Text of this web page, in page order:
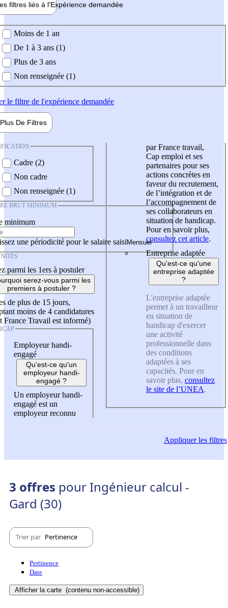
filtres liés à l'Expérience demandée
demandée
Moins de 1 an
De 1 à 3 ans (1)
Plus de 3 ans
Non renseignée (1)
le filtre de l'expérience demandée
Plus De Filtres
Cadre (2)
Non cadre
Non renseignée (1)
BRUT MINIMUM
minimum
une périodicité pour le salaire saisi
parmi les 1ers à postuler
serez-vous parmi les
premiers à postuler ?
de plus de 15 jours,
moins de 4 candidatures
France Travail est informé)
Employeur handi-
engagé
Qu'est-ce qu'un
employeur handi-
engagé ?
Un employeur handi-
engagé est un
employeur reconnu
par France travail,
Cap emploi et ses
partenaires pour ses
actions concrètes en
faveur du recrutement,
de l’intégration et de
l’accompagnement de
ses collaborateurs en
situation de handicap.
Pour en savoir plus,
consultez cet article.
Entreprise adaptée
Qu'est-ce qu'une
entreprise adaptée
?
L'entreprise adaptée
permet à un travailleur
en situation de
handicap d'exercer
une activité
professionnelle dans
des conditions
adaptées à ses
capacités. Pour en
savoir plus, consultez
le site de l’UNEA.
Appliquerles filtres
3 offres pour Ingénieur calcul -
Gard (30)
Trier par Pertinence
Pertinence
Date
Afficher la carte (contenu non-accessible)